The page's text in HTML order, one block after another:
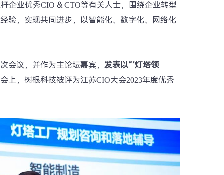
企业优秀CIO & CTO等有关人士，围绕企业转型
验，实现共同进步，以智能化、数字化、网络化
会议，并作为主论坛嘉宾， 发表以“‘灯塔领
上，树根科技被评为江苏CIO大会2023年度优秀